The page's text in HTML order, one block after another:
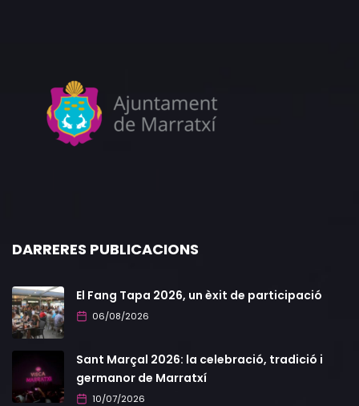
DARRERES PUBLICACIONS
El Fang Tapa 2026, un èxit de participació
06/08/2026
Sant Marçal 2026: la celebració, tradició i
germanor de Marratxí
10/07/2026